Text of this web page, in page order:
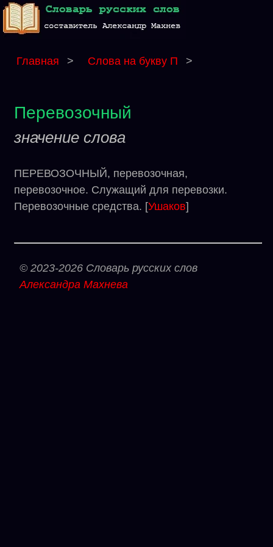
Главная > Слова на букву П >
Перевозочный
значение слова
ПЕРЕВОЗОЧНЫЙ, перевозочная,
перевозочное. Служащий для перевозки.
Перевозочные средства. [Ушаков]
© 2023-2026 Словарь русских слов
Александра Махнева